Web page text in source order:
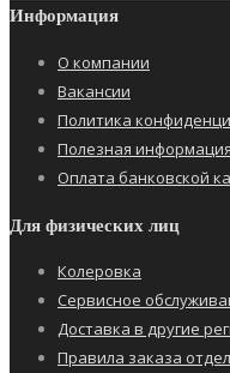
Информация
О компании
Вакансии
Политика
Полезная информация
Оплата банковской
Для физических лиц
Колеровка
Сервисное
Доставка в другие
Правила заказа